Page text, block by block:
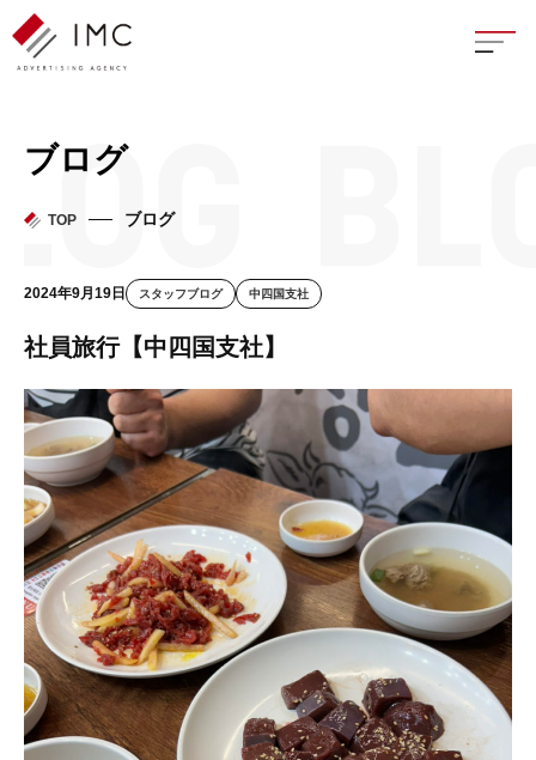
座談
イン
ブログ
TOP ブログ
2024年9月19日 スタッフブログ 中四国支社
社員旅行【中四国支社】